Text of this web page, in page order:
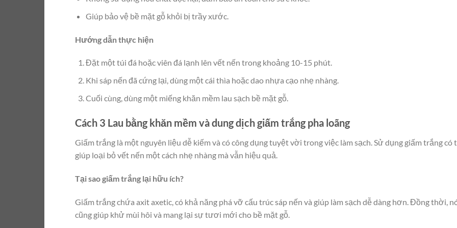
Giúp bảo vệ bề mặt gỗ khỏi bị trầy xước.
Hướng dẫn thực hiện
Đặt một túi đá hoặc viên đá lạnh lên vết nến trong khoảng 10-15 phút.
Khi sáp nến đã cứng lại, dùng một cái thìa hoặc dao nhựa cạo nhẹ nhàng.
Cuối cùng, dùng một miếng khăn mềm lau sạch bề mặt gỗ.
Cách 3 Lau bằng khăn mềm và dung dịch giấm trắng pha loãng
Giấm trắng là một nguyên liệu dễ kiếm và có công dụng tuyệt vời trong việc làm sạch. Sử dụng giấm trắng có
giúp loại bỏ vết nến một cách nhẹ nhàng mà vẫn hiệu quả.
Tại sao giấm trắng lại hữu ích?
Giấm trắng chứa axit axetic, có khả năng phá vỡ cấu trúc sáp nến và giúp làm sạch dễ dàng hơn. Đồng thời,
cũng giúp khử mùi hôi và mang lại sự tươi mới cho bề mặt gỗ.